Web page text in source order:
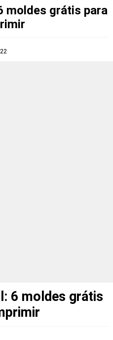
moldes grátis para
6 moldes grátis